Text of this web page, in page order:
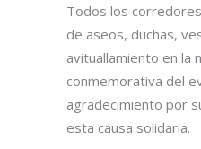
Todos los
de aseos, duchas,
avituallamiento en la
conmemorativa del
agradecimiento por
esta causa solidaria.